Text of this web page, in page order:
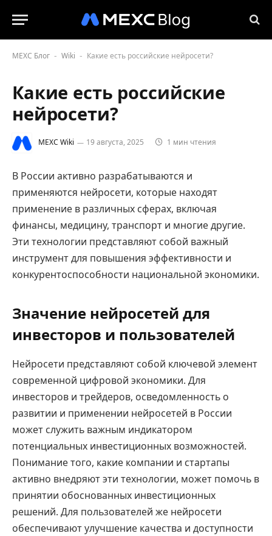
MEXC Блог - Wiki - Какие есть российские нейросети?
Какие есть российские
нейросети?
MEXC Wiki 19 августа, 2025 1 мин чтения
В России активно разрабатываются и
применяются нейросети, которые находят
применение в различных сферах, включая
финансы, медицину, транспорт и многие другие.
Эти технологии представляют собой важный
инструмент для повышения эффективности и
конкурентоспособности национальной экономики.
Значение нейросетей для
инвесторов и пользователей
Нейросети представляют собой ключевой элемент
современной цифровой экономики. Для
инвесторов и трейдеров, осведомленность о
развитии и применении нейросетей в России
может служить важным индикатором
потенциальных инвестиционных возможностей.
Понимание того, какие компании и стартапы
активно внедряют эти технологии, может помочь в
принятии обоснованных инвестиционных
решений. Для пользователей же нейросети
обеспечивают улучшение качества и доступности